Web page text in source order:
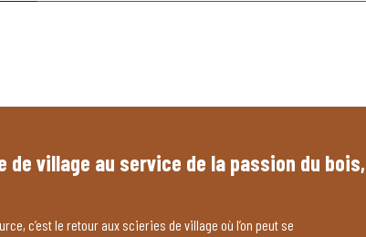
de village au service de la passion du bois,
c’est le retour aux scieries de village où l’on peut se